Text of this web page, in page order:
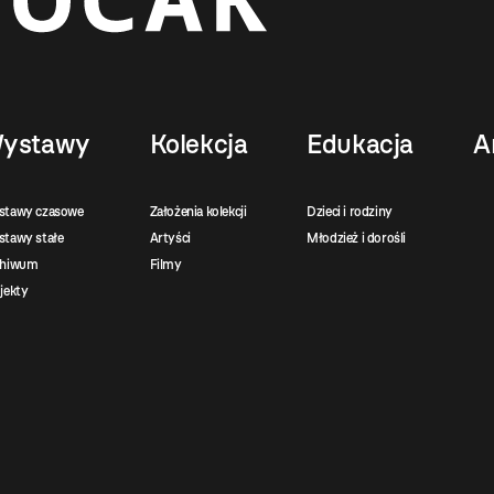
czasowe
stałe
Kolekcja
Założenia kolekcji
Artyści
Filmy
Edukacja
Dzieci i rodziny
Młodzież i dorośli